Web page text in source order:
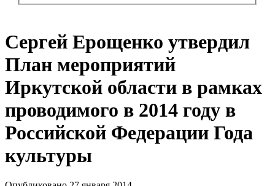
Сергей Ерощенко утвердил
План мероприятий
Иркутской области в рамках
проводимого в 2014 году в
Российской Федерации Года
культуры